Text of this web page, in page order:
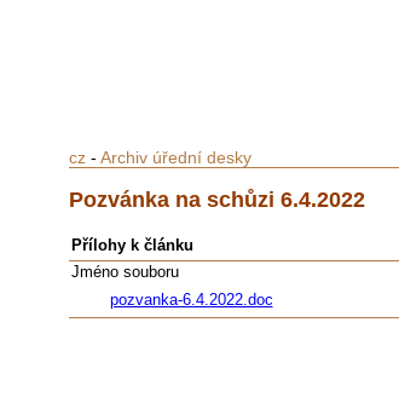
cz- Archiv úřední desky
Pozvánka na schůzi 6.4.2022
Přílohy k článku
Jméno souboru
pozvanka-6.4.2022.doc